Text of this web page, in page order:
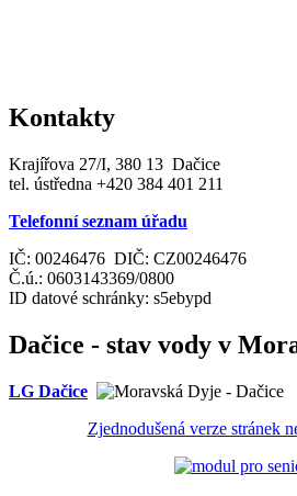
Kontakty
Krajířova 27/I, 380 13 Dačice
tel. ústředna +420 384 401 211
Telefonní seznam úřadu
IČ: 00246476 DIČ: CZ00246476
Č.ú.: 0603143369/0800
ID datové schránky: s5ebypd
Dačice - stav vody v
LG Dačice
Zjednodušená verze stránek